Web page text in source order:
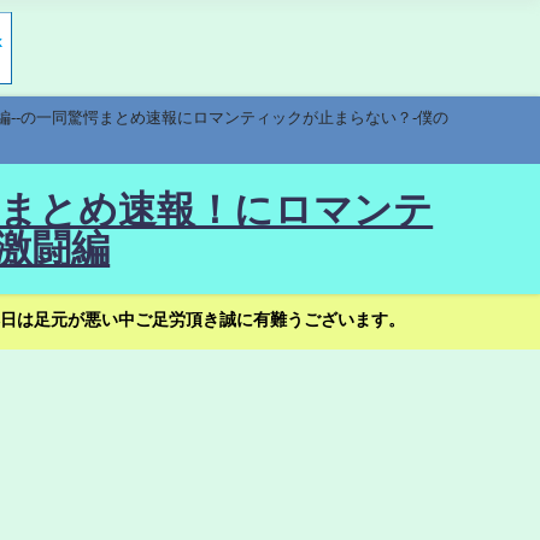
の一同驚愕まとめ速報にロマンティックが止まらない？-僕の
とめ速報！にロマンテ
闘編
足元が悪い中ご足労頂き誠に有難うございます。